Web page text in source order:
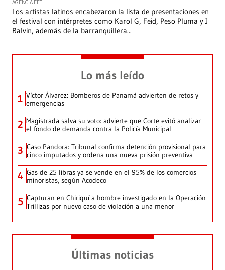
AGENCIA EFE
Los artistas latinos encabezaron la lista de presentaciones en
el festival con intérpretes como Karol G, Feid, Peso Pluma y J
Balvin, además de la barranquillera...
Lo más leído
1 Víctor Álvarez: Bomberos de Panamá advierten de retos y
emergencias
2 Magistrada salva su voto: advierte que Corte evitó analizar
el fondo de demanda contra la Policía Municipal
3 Caso Pandora: Tribunal confirma detención provisional para
cinco imputados y ordena una nueva prisión preventiva
4 Gas de 25 libras ya se vende en el 95% de los comercios
minoristas, según Acodeco
5 Capturan en Chiriquí a hombre investigado en la Operación
Trillizas por nuevo caso de violación a una menor
Últimas noticias